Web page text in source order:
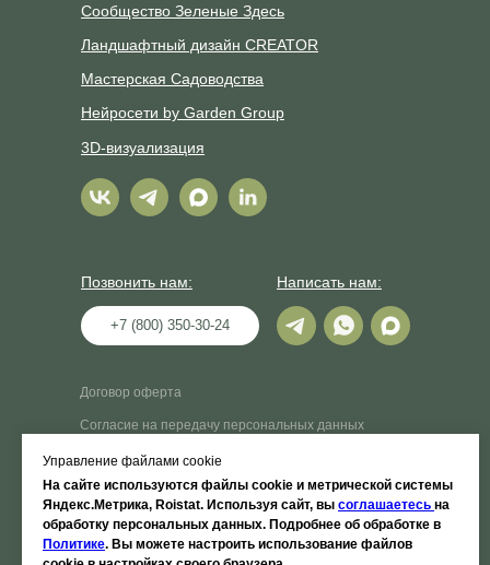
Управление файлами cookie
На сайте используются файлы cookie и метрической системы
Яндекс.Метрика, Roistat. Используя сайт, вы соглашаетесь на
обработку персональных данных. Подробнее об обработке в
Политике. Вы можете настроить использование файлов
Договор оферта
Согласие на обработку персональных данных в
целях осуществления рассылки (продвижения услуг
на рынке)
Согласие на передачу персональных данных
третьим лицам
Согласие на обработку персональных данных в
целях подготовки, заключения и исполнения
Сообщество Зеленые Здесь
Ландшафтный дизайн CREATOR
Мастерская Садоводства
Нейросети by Garden Group
3D-визуализация
Написать нам:
Позвонить нам:
+7 (800) 350-30-24